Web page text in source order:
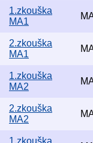
1.zkouška
MA1
2.zkouška
MA1
1.zkouška
MA2
2.zkouška
MA2